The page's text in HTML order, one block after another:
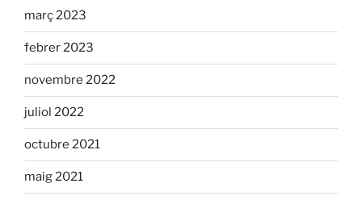
març 2023
febrer 2023
novembre 2022
juliol 2022
octubre 2021
maig 2021